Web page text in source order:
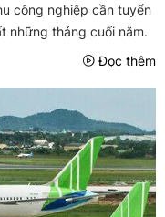
công nghiệp cần tuyển
những tháng cuối năm.
Đọc thêm